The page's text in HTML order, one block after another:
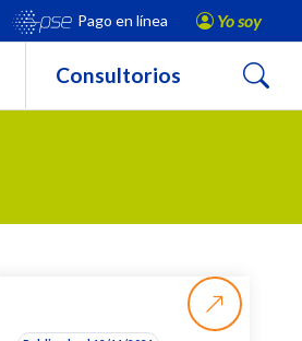
Pago en línea Yo soy
Consultorios Buscar